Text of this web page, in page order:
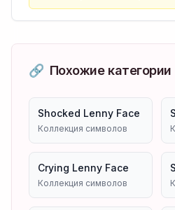
🔗 Похожие категории
Shocked Lenny Face
Коллекция символов
Crying Lenny Face
Коллекция символов